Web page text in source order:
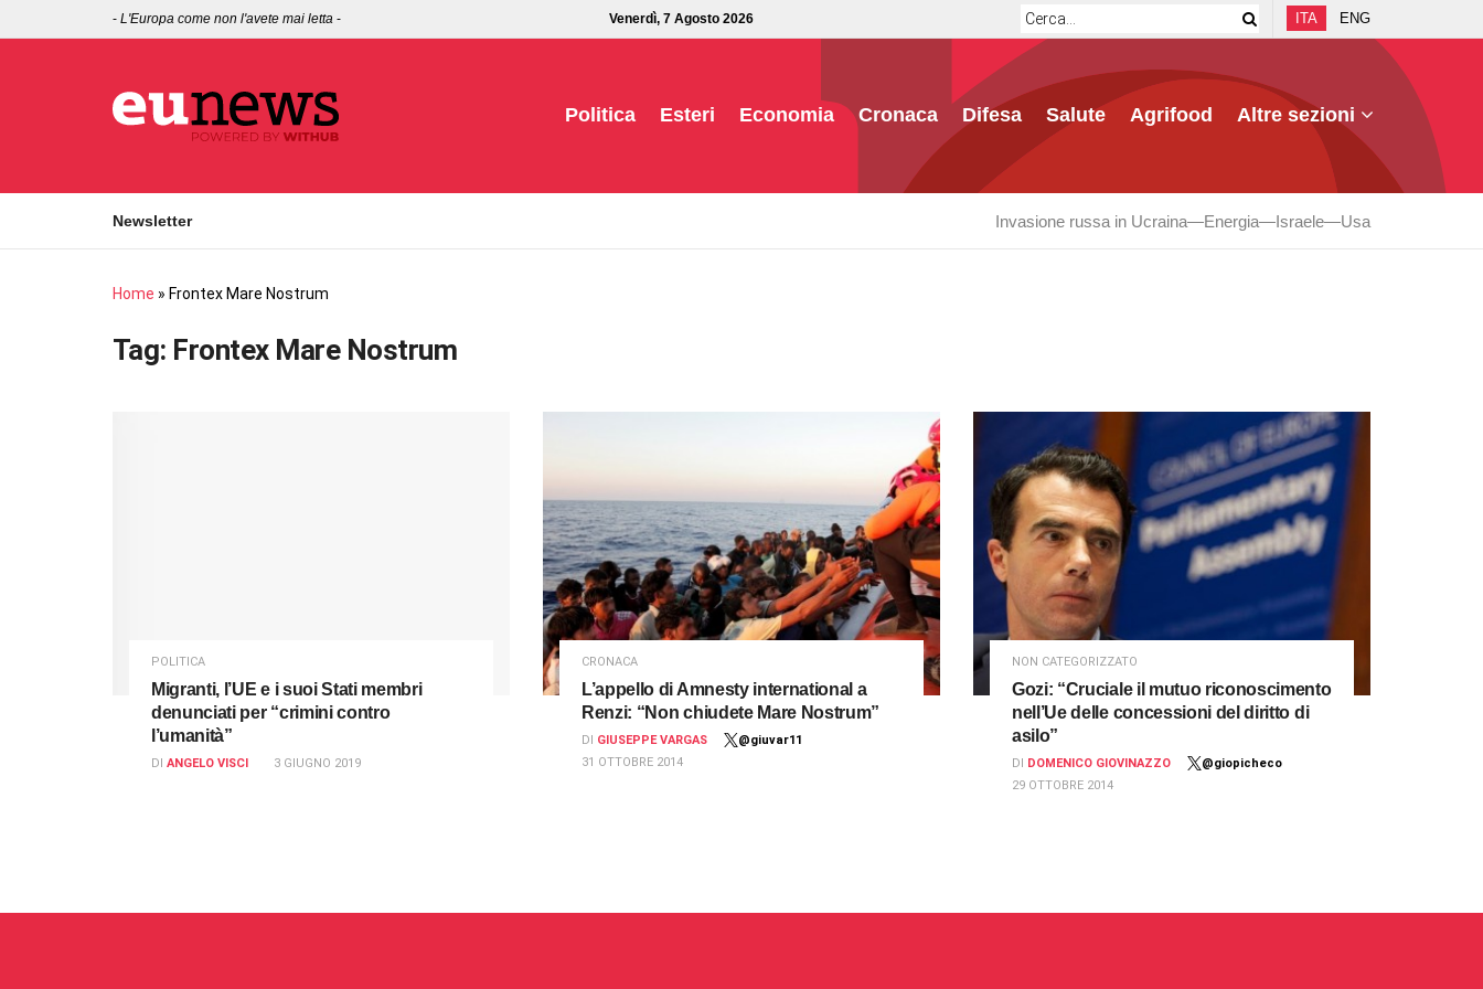
- L'Europa come non l'avete mai letta - Venerdì, 7 Agosto 2026 ITA ENG
Politica Esteri Economia Cronaca Difesa Salute Agrifood Altre sezioni
Newsletter Invasione russa in Ucraina Energia Israele Usa
Home » Frontex Mare Nostrum
Tag: Frontex Mare Nostrum
POLITICA
Migranti, l’UE e i suoi Stati membri
denunciati per “crimini contro
l’umanità”
DI ANGELO VISCI 3 GIUGNO 2019
CRONACA
L’appello di Amnesty international a
Renzi: “Non chiudete Mare Nostrum”
DI GIUSEPPE VARGAS
@giuvar11
31 OTTOBRE 2014
NON CATEGORIZZATO
Gozi: “Cruciale il mutuo riconoscimento
nell’Ue delle concessioni del diritto di
asilo”
DI DOMENICO GIOVINAZZO
@giopicheco
29 OTTOBRE 2014